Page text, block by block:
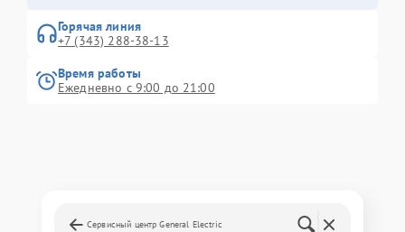
Горячая линия
+7 (343) 288-38-13
Время работы
Ежедневно с 9:00 до 21:00
Сервисный центр General Electric